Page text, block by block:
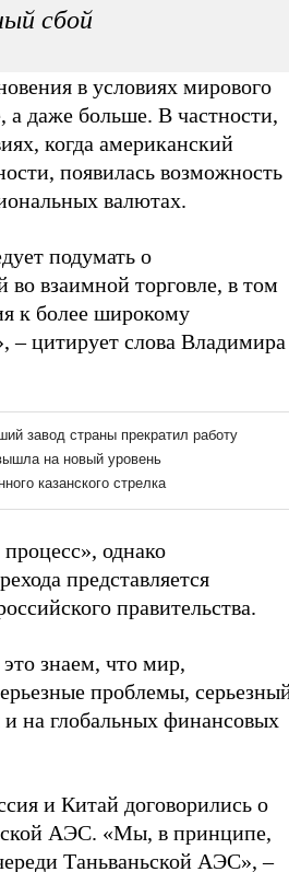
сбой
в условиях мирового
а даже больше. В частности,
когда американский
появилась возможность
валютах.
подумать о
взаимной торговле, в том
к более широкому
– цитирует слова Владимира
однако
представляется
правительства.
знаем, что мир,
проблемы,
на глобальных финансовых
и Китай договорились о
АЭС. «Мы, в принципе,
Таньваньской АЭС», –